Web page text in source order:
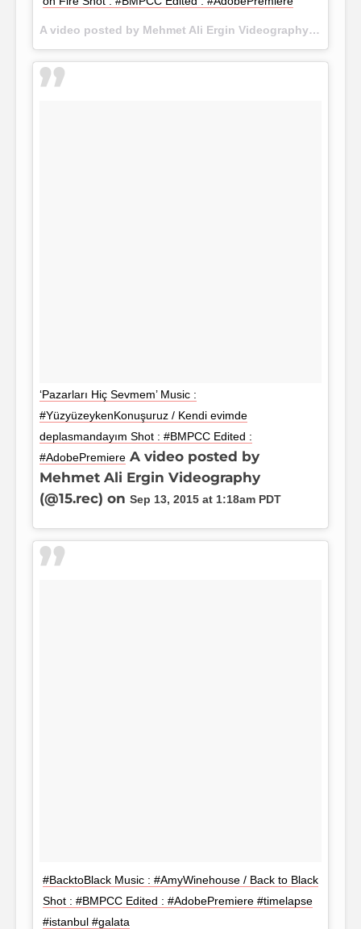
A video posted by Mehmet Ali Ergin Videography (@15.rec) on
‘Pazarları Hiç Sevmem’ Music :
#YüzyüzeykenKonuşuruz / Kendi evimde
deplasmandayım Shot : #BMPCC Edited :
#AdobePremiere A video posted by
Mehmet Ali Ergin Videography
(@15.rec) on Sep 13, 2015 at 1:18am PDT
#BacktoBlack Music : #AmyWinehouse / Back to Black
Shot : #BMPCC Edited : #AdobePremiere #timelapse
#istanbul #galata